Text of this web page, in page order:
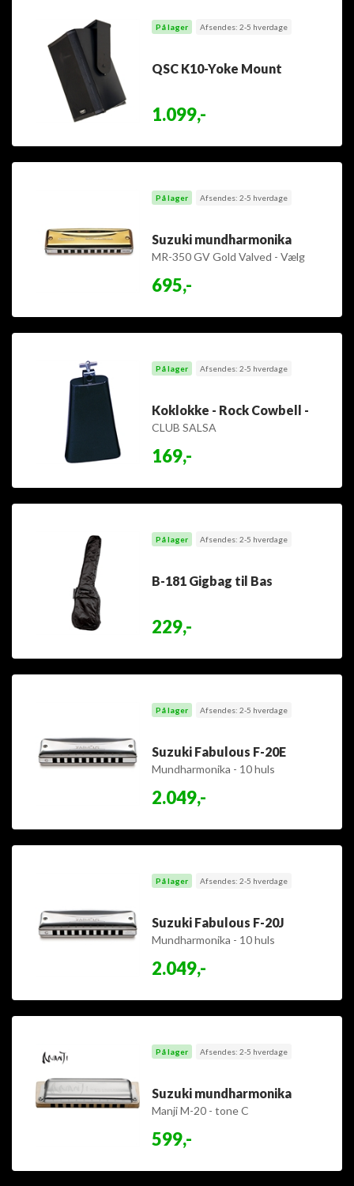
På lager Afsendes: 2-5 hverdage
QSC K10-Yoke Mount
1.099,-
På lager Afsendes: 2-5 hverdage
Suzuki mundharmonika
MR-350 GV Gold Valved - Vælg
695,-
På lager Afsendes: 2-5 hverdage
Koklokke - Rock Cowbell -
CLUB SALSA
169,-
På lager Afsendes: 2-5 hverdage
B-181 Gigbag til Bas
229,-
På lager Afsendes: 2-5 hverdage
Suzuki Fabulous F-20E
Mundharmonika - 10 huls
2.049,-
På lager Afsendes: 2-5 hverdage
Suzuki Fabulous F-20J
Mundharmonika - 10 huls
2.049,-
På lager Afsendes: 2-5 hverdage
Suzuki mundharmonika
Manji M-20 - tone C
599,-